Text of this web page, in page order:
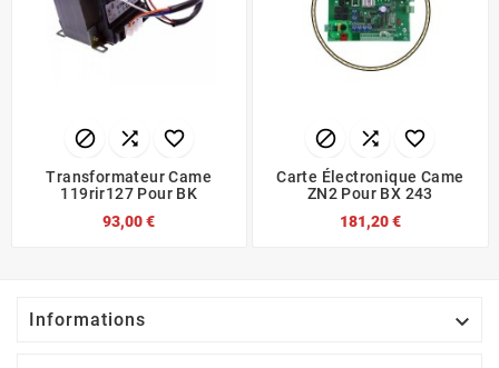
  
Transformateur Came
119rir127 Pour BK
93,00 €
  
Carte Électronique Came
ZN2 Pour BX 243
181,20 €
Informations 